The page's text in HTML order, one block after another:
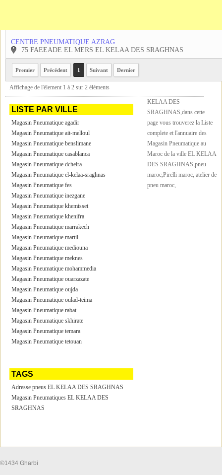
CENTRE PNEUMATIQUE AZRAG
75 FAEEADE EL MERS EL KELAA DES SRAGHNAS
Affichage de l'élement 1 à 2 sur 2 éléments
Premier Précédent 1 Suivant Dernier
LISTE PAR VILLE
Magasin Pneumatique agadir
Magasin Pneumatique ait-melloul
Magasin Pneumatique benslimane
Magasin Pneumatique casablanca
Magasin Pneumatique dcheira
Magasin Pneumatique el-kelaa-sraghnas
Magasin Pneumatique fes
Magasin Pneumatique inezgane
Magasin Pneumatique khemisset
Magasin Pneumatique khenifra
Magasin Pneumatique marrakech
Magasin Pneumatique martil
Magasin Pneumatique mediouna
Magasin Pneumatique meknes
Magasin Pneumatique mohammedia
Magasin Pneumatique ouarzazate
Magasin Pneumatique oujda
Magasin Pneumatique oulad-teima
Magasin Pneumatique rabat
Magasin Pneumatique skhirate
Magasin Pneumatique temara
Magasin Pneumatique tetouan
KELAA DES
SRAGHNAS,dans cette
page vous trouverez la Liste
complete et l'annuaire des
Magasin Pneumatique au
Maroc de la ville EL KELAA
DES SRAGHNAS,pneu
maroc,Pirelli maroc, atelier de
pneu maroc,
TAGS
Adresse pneus EL KELAA DES SRAGHNAS
Magasin Pneumatiques EL KELAA DES
SRAGHNAS
©1434 Gharbi